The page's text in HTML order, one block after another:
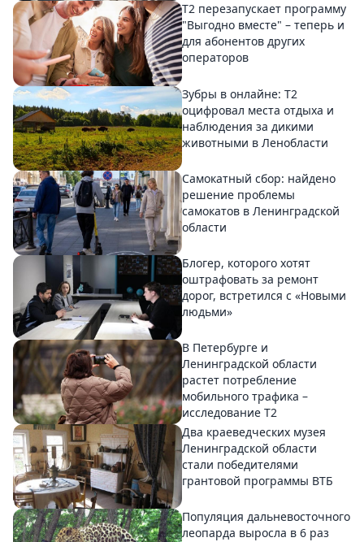
Т2 перезапускает программу
"Выгодно вместе" – теперь и
для абонентов других
операторов
Зубры в онлайне: Т2
оцифровал места отдыха и
наблюдения за дикими
животными в Ленобласти
Самокатный сбор: найдено
решение проблемы
самокатов в Ленинградской
области
Блогер, которого хотят
оштрафовать за ремонт
дорог, встретился с «Новыми
людьми»
В Петербурге и
Ленинградской области
растет потребление
мобильного трафика –
исследование T2
Два краеведческих музея
Ленинградской области
стали победителями
грантовой программы ВТБ
Популяция дальневосточного
леопарда выросла в 6 раз